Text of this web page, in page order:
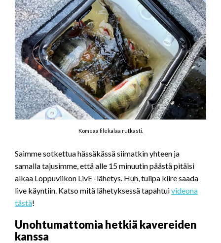
Komeaa filekalaa rutkasti.
Saimme sotkettua hässäkässä siimatkin yhteen ja
samalla tajusimme, että alle 15 minuutin päästä pitäisi
alkaa Loppuviikon LivE -lähetys. Huh, tulipa kiire saada
live käyntiin. Katso mitä lähetyksessä tapahtuivideona
tästä!
Unohtumattomia hetkiä kavereiden
kanssa